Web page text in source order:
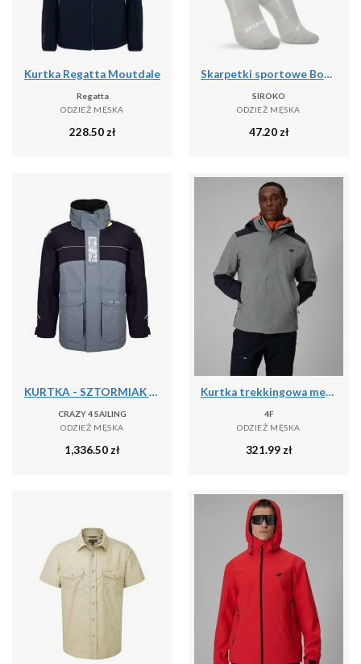
Kurtka Regatta Moutdale
Regatta
ODZIEŻ MĘSKA
228.50 zł
Skarpetki sportowe Boombastic Siroko BBC Amp Gray
SIROKO
ODZIEŻ MĘSKA
47.20 zł
KURTKA - SZTORMIAK C4S BERGEN II CARBON/GRAFIT [M]
CRAZY 4 SAILING
ODZIEŻ MĘSKA
1,336.50 zł
Kurtka trekkingowa membrana 10000 męska 4F 4FRSS26TTJAM1269
4F
ODZIEŻ MĘSKA
321.99 zł